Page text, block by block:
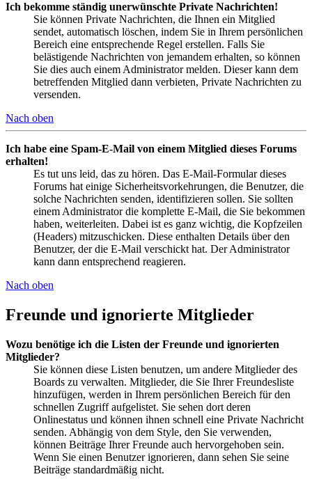
Ich bekomme ständig unerwünschte Private Nachrichten!
Sie können Private Nachrichten, die Ihnen ein Mitglied
sendet, automatisch löschen, indem Sie in Ihrem persönlichen
Bereich eine entsprechende Regel erstellen. Falls Sie
belästigende Nachrichten von jemandem erhalten, so können
Sie dies auch einem Administrator melden. Dieser kann dem
betreffenden Mitglied dann verbieten, Private Nachrichten zu
versenden.
Nach oben
Ich habe eine Spam-E-Mail von einem Mitglied dieses Forums
erhalten!
Es tut uns leid, das zu hören. Das E-Mail-Formular dieses
Forums hat einige Sicherheitsvorkehrungen, die Benutzer, die
solche Nachrichten senden, identifizieren sollen. Sie sollten
einem Administrator die komplette E-Mail, die Sie bekommen
haben, weiterleiten. Dabei ist es ganz wichtig, die Kopfzeilen
(Headers) mitzuschicken. Diese enthalten Details über den
Benutzer, der die E-Mail verschickt hat. Der Administrator
kann dann entsprechend reagieren.
Nach oben
Freunde und ignorierte Mitglieder
Wozu benötige ich die Listen der Freunde und ignorierten
Mitglieder?
Sie können diese Listen benutzen, um andere Mitglieder des
Boards zu verwalten. Mitglieder, die Sie Ihrer Freundesliste
hinzufügen, werden in Ihrem persönlichen Bereich für den
schnellen Zugriff aufgelistet. Sie sehen dort deren
Onlinestatus und können ihnen schnell eine Private Nachricht
senden. Abhängig von dem Style, den Sie verwenden,
können Beiträge Ihrer Freunde auch hervorgehoben sein.
Wenn Sie einen Benutzer ignorieren, dann sehen Sie seine
Beiträge standardmäßig nicht.